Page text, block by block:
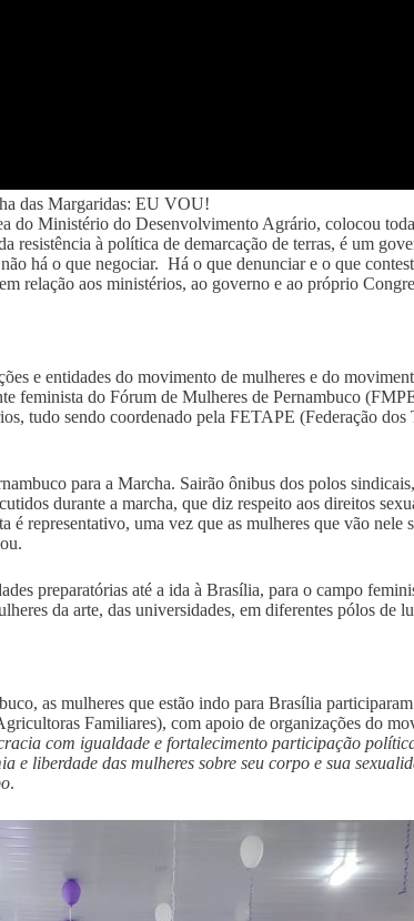
das Margaridas: EU VOU!
do Ministério do Desenvolvimento Agrário, colocou
à política de demarcação de terras, é um
há o que negociar. Há o que denunciar e o que
relação aos ministérios, ao governo e ao próprio
e entidades do movimento de mulheres e do
feminista do Fórum de Mulheres de Pernambuco
tudo sendo coordenado pela FETAPE (Federação
para a Marcha. Sairão ônibus dos polos
durante a marcha, que diz respeito aos direitos
representativo, uma vez que as mulheres que vão
preparatórias até a ida à Brasília, para o campo
da arte, das universidades, em diferentes pólos
as mulheres que estão indo para Brasília
Familiares), com apoio de organizações do
com igualdade e fortalecimento participação
e liberdade das mulheres sobre seu corpo e sua
.